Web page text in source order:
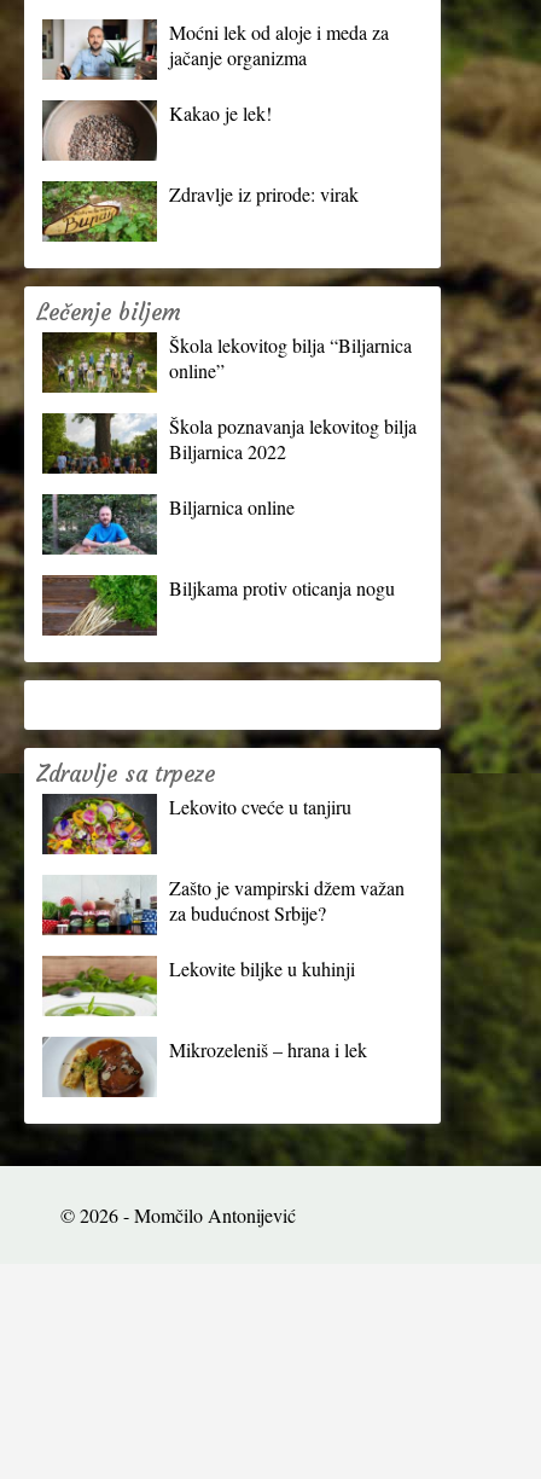
Moćni lek od aloje i meda za
jačanje organizma
Kakao je lek!
Zdravlje iz prirode: virak
Lečenje biljem
Škola lekovitog bilja “Biljarnica
online”
Škola poznavanja lekovitog bilja
Biljarnica 2022
Biljarnica online
Biljkama protiv oticanja nogu
Zdravlje sa trpeze
Lekovito cveće u tanjiru
Zašto je vampirski džem važan
za budućnost Srbije?
Lekovite biljke u kuhinji
Mikrozeleniš – hrana i lek
© 2026 - Momčilo Antonijević